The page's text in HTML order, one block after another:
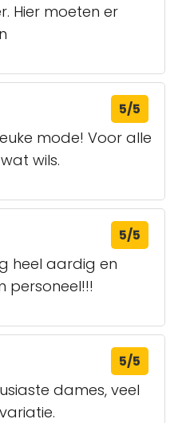
Hier moeten er
5/5
mode! Voor alle
wils.
5/5
heel aardig en
personeel!!!
5/5
dames, veel